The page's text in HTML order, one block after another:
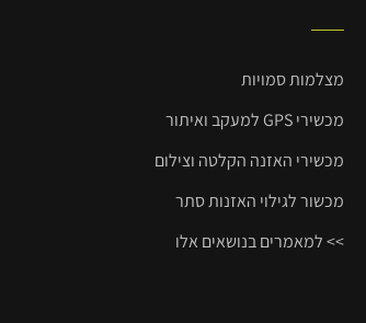
מצלמות סמויות
מכשירי GPS למעקב ואיתור
מכשירי האזנה הקלטה וצילום
מכשור לגילוי האזנות סתר
>> למאמרים בנושאים אלו